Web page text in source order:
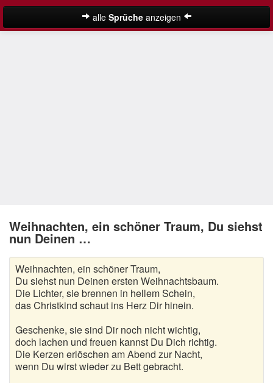
alle Sprücheanzeigen
Nikolaus Sprüche
Schöne Weihnachtssprüche
Weihnachtsgedichte
Weihnachtsgrüße
Weihnachtssprüche für Kinder
Weihnachtssprüche geschäftlich
Weihnachten, ein schöner Traum, Du siehst
nun Deinen …
Weihnachten, ein schöner Traum,
Du siehst nun Deinen ersten Weihnachtsbaum.
Die Lichter, sie brennen in hellem Schein,
das Christkind schaut ins Herz Dir hinein.
Geschenke, sie sind Dir noch nicht wichtig,
doch lachen und freuen kannst Du Dich richtig.
Die Kerzen erlöschen am Abend zur Nacht,
wenn Du wirst wieder zu Bett gebracht.